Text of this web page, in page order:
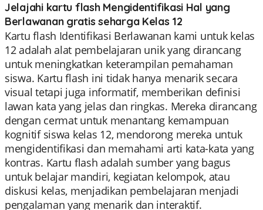
Jelajahi kartu flash Mengidentifikasi Hal yang
Berlawanan gratis seharga Kelas 12
Kartu flash Identifikasi Berlawanan kami untuk kelas
12 adalah alat pembelajaran unik yang dirancang
untuk meningkatkan keterampilan pemahaman
siswa. Kartu flash ini tidak hanya menarik secara
visual tetapi juga informatif, memberikan definisi
lawan kata yang jelas dan ringkas. Mereka dirancang
dengan cermat untuk menantang kemampuan
kognitif siswa kelas 12, mendorong mereka untuk
mengidentifikasi dan memahami arti kata-kata yang
kontras. Kartu flash adalah sumber yang bagus
untuk belajar mandiri, kegiatan kelompok, atau
diskusi kelas, menjadikan pembelajaran menjadi
pengalaman yang menarik dan interaktif.